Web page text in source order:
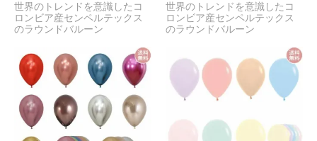
世界のトレンドを意識したコ
ロンビア産センペルテックス
のラウンドバルーン
世界のトレンドを意識したコ
ロンビア産センペルテックス
のラウンドバルーン